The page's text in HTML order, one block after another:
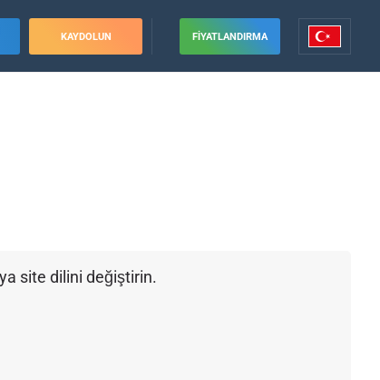
KAYDOLUN FIYATLANDIRMA